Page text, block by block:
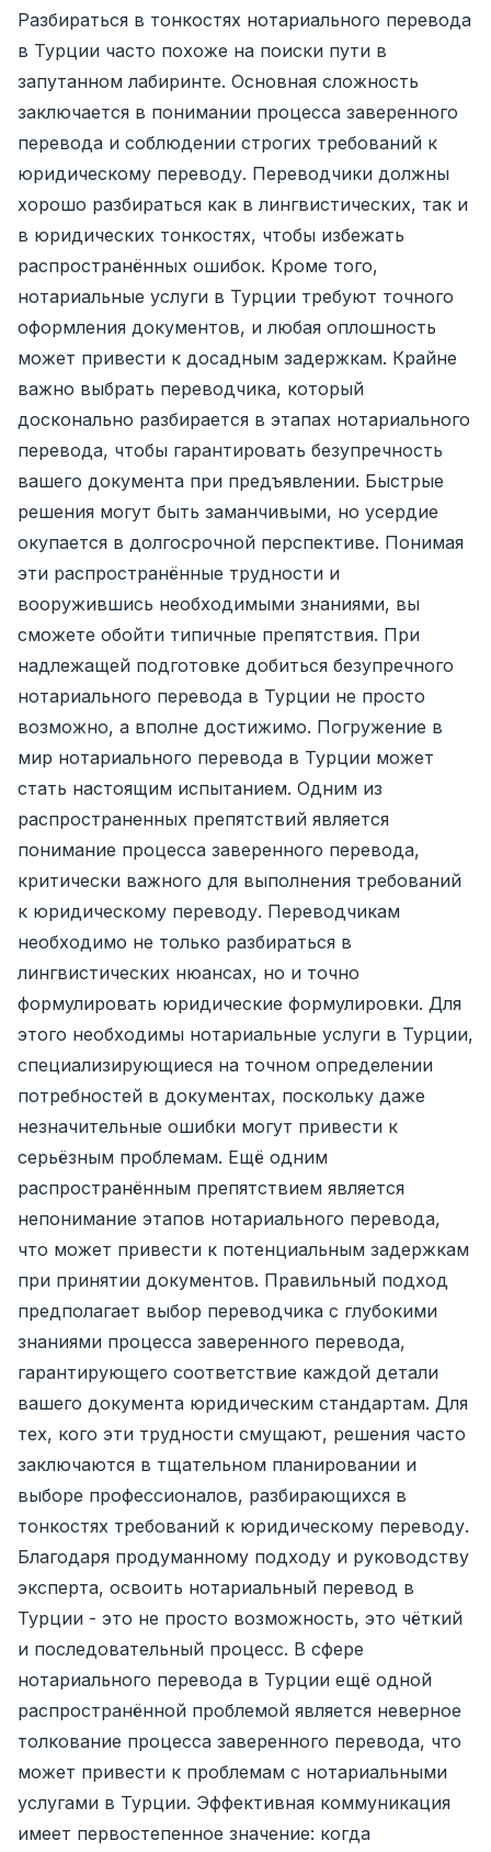
Разбираться в тонкостях нотариального перевода
в Турции часто похоже на поиски пути в
запутанном лабиринте. Основная сложность
заключается в понимании процесса заверенного
перевода и соблюдении строгих требований к
юридическому переводу. Переводчики должны
хорошо разбираться как в лингвистических, так и
в юридических тонкостях, чтобы избежать
распространённых ошибок. Кроме того,
нотариальные услуги в Турции требуют точного
оформления документов, и любая оплошность
может привести к досадным задержкам. Крайне
важно выбрать переводчика, который
досконально разбирается в этапах нотариального
перевода, чтобы гарантировать безупречность
вашего документа при предъявлении. Быстрые
решения могут быть заманчивыми, но усердие
окупается в долгосрочной перспективе. Понимая
эти распространённые трудности и
вооружившись необходимыми знаниями, вы
сможете обойти типичные препятствия. При
надлежащей подготовке добиться безупречного
нотариального перевода в Турции не просто
возможно, а вполне достижимо. Погружение в
мир нотариального перевода в Турции может
стать настоящим испытанием. Одним из
распространенных препятствий является
понимание процесса заверенного перевода,
критически важного для выполнения требований
к юридическому переводу. Переводчикам
необходимо не только разбираться в
лингвистических нюансах, но и точно
формулировать юридические формулировки. Для
этого необходимы нотариальные услуги в Турции,
специализирующиеся на точном определении
потребностей в документах, поскольку даже
незначительные ошибки могут привести к
серьёзным проблемам. Ещё одним
распространённым препятствием является
непонимание этапов нотариального перевода,
что может привести к потенциальным задержкам
при принятии документов. Правильный подход
предполагает выбор переводчика с глубокими
знаниями процесса заверенного перевода,
гарантирующего соответствие каждой детали
вашего документа юридическим стандартам. Для
тех, кого эти трудности смущают, решения часто
заключаются в тщательном планировании и
выборе профессионалов, разбирающихся в
тонкостях требований к юридическому переводу.
Благодаря продуманному подходу и руководству
эксперта, освоить нотариальный перевод в
Турции - это не просто возможность, это чёткий
и последовательный процесс. В сфере
нотариального перевода в Турции ещё одной
распространённой проблемой является неверное
толкование процесса заверенного перевода, что
может привести к проблемам с нотариальными
услугами в Турции. Эффективная коммуникация
имеет первостепенное значение: когда